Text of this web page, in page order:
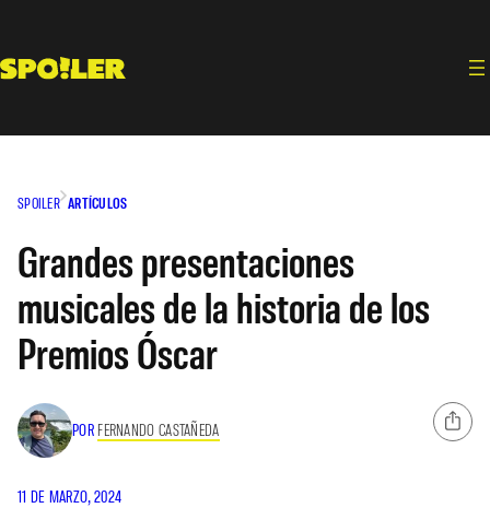
contenido
SPOILER ARTÍCULOS
Grandes presentaciones
musicales de la historia de los
Premios Óscar
POR FERNANDO CASTAÑEDA
11 DE MARZO, 2024